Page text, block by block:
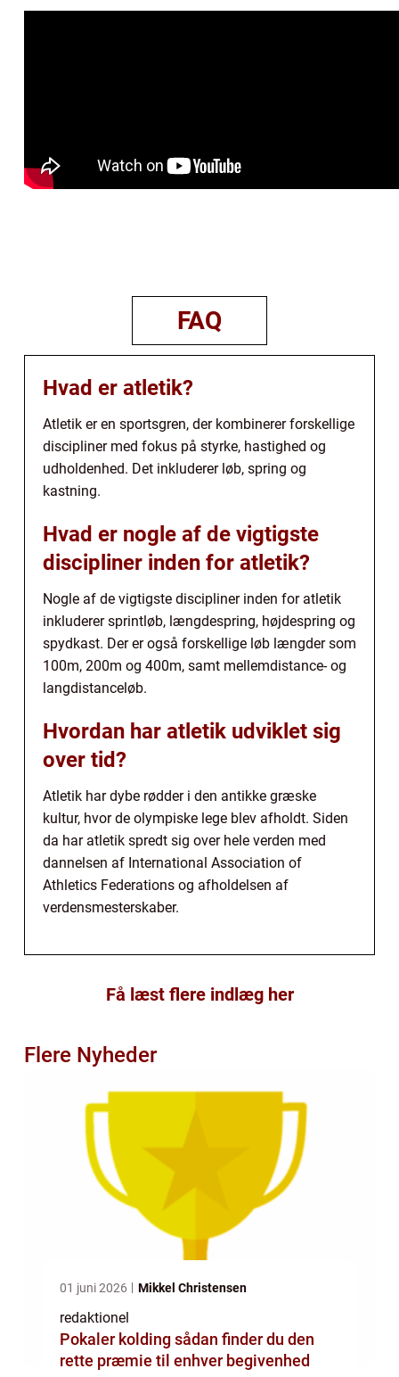
FAQ
Hvad er atletik?
Atletik er en sportsgren, der kombinerer forskellige
discipliner med fokus på styrke, hastighed og
udholdenhed. Det inkluderer løb, spring og
kastning.
Hvad er nogle af de vigtigste
discipliner inden for atletik?
Nogle af de vigtigste discipliner inden for atletik
inkluderer sprintløb, længdespring, højdespring og
spydkast. Der er også forskellige løb længder som
100m, 200m og 400m, samt mellemdistance- og
langdistanceløb.
Hvordan har atletik udviklet sig
over tid?
Atletik har dybe rødder i den antikke græske
kultur, hvor de olympiske lege blev afholdt. Siden
da har atletik spredt sig over hele verden med
dannelsen af International Association of
Athletics Federations og afholdelsen af
verdensmesterskaber.
Få læst flere indlæg her
Flere Nyheder
01 juni 2026 Mikkel Christensen
redaktionel
Pokaler kolding sådan finder du den
rette præmie til enhver begivenhed